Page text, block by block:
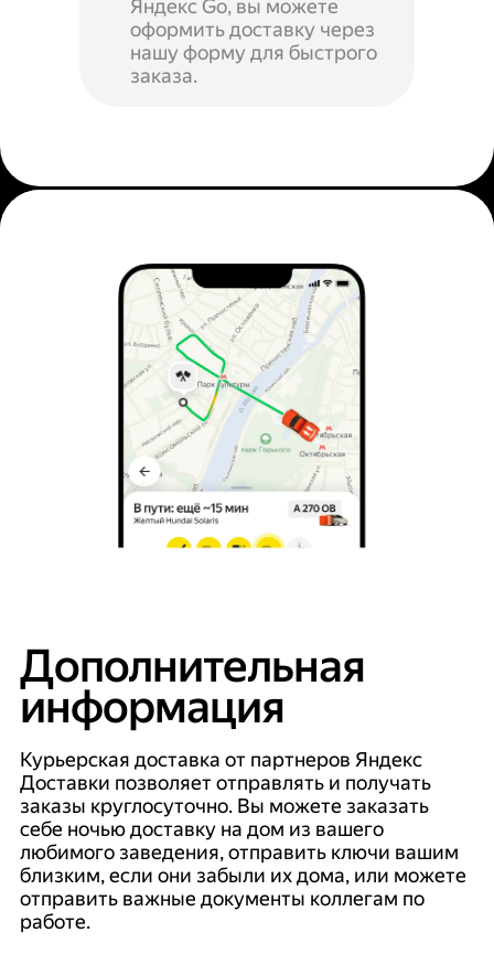
Яндекс Go, вы можете
оформить доставку через
нашу форму для быстрого
заказа.
Дополнительная
информация
Курьерская доставка от партнеров Яндекс
Доставки позволяет отправлять и получать
заказы круглосуточно. Вы можете заказать
себе ночью доставку на дом из вашего
любимого заведения, отправить ключи вашим
близким, если они забыли их дома, или можете
отправить важные документы коллегам по
работе.